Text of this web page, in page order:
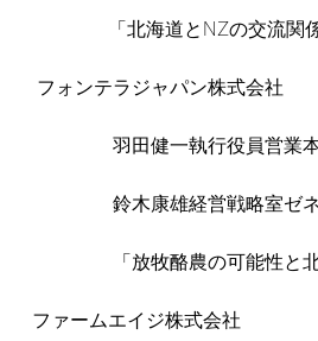
「北海道とNZの交流関係
フォンテラジャパン株式会社
羽田健一執行役員営業本
鈴木康雄経営戦略室ゼネラ
「放牧酪農の可能性と北海
ファームエイジ株式会社